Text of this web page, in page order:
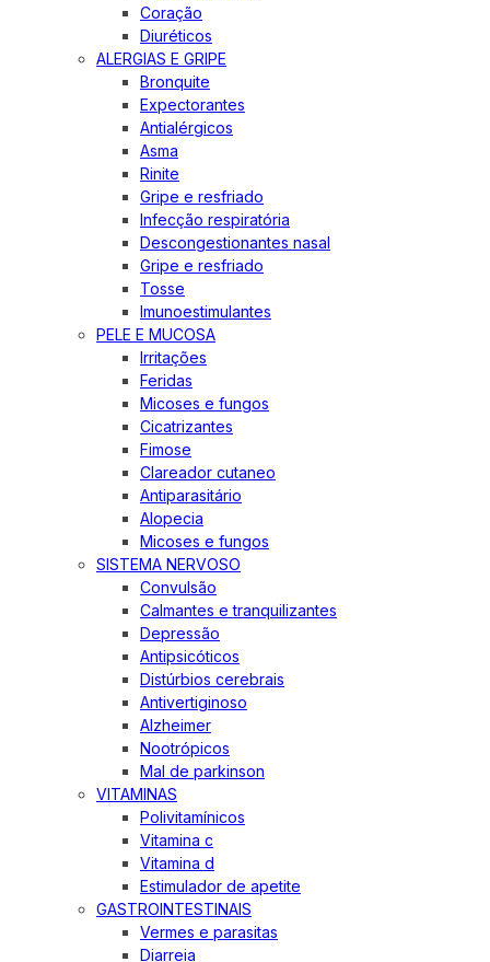
Coração
Diuréticos
ALERGIAS E GRIPE
Bronquite
Expectorantes
Antialérgicos
Asma
Rinite
Gripe e resfriado
Infecção respiratória
Descongestionantes nasal
Gripe e resfriado
Tosse
Imunoestimulantes
PELE E MUCOSA
Irritações
Feridas
Micoses e fungos
Cicatrizantes
Fimose
Clareador cutaneo
Antiparasitário
Alopecia
Micoses e fungos
SISTEMA NERVOSO
Convulsão
Calmantes e tranquilizantes
Depressão
Antipsicóticos
Distúrbios cerebrais
Antivertiginoso
Alzheimer
Nootrópicos
Mal de parkinson
VITAMINAS
Polivitamínicos
Vitamina c
Vitamina d
Estimulador de apetite
GASTROINTESTINAIS
Vermes e parasitas
Diarreia